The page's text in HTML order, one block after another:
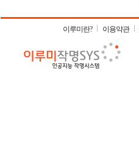
이루미란? 이용약관